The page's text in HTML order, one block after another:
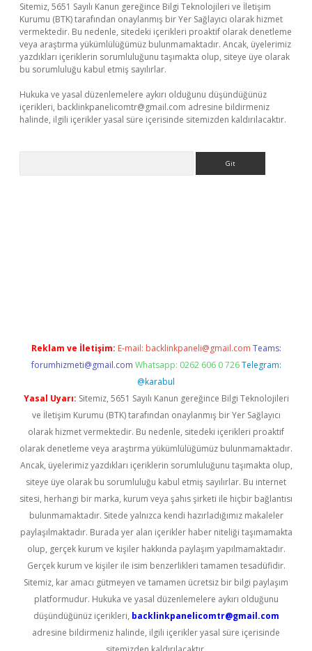
Sitemiz, 5651 Sayılı Kanun gereğince Bilgi Teknolojileri ve İletişim
Kurumu (BTK) tarafından onaylanmış bir Yer Sağlayıcı olarak hizmet
vermektedir. Bu nedenle, sitedeki içerikleri proaktif olarak denetleme
veya araştırma yükümlülüğümüz bulunmamaktadır. Ancak, üyelerimiz
yazdıkları içeriklerin sorumluluğunu taşımakta olup, siteye üye olarak
bu sorumluluğu kabul etmiş sayılırlar.
Hukuka ve yasal düzenlemelere aykırı olduğunu düşündüğünüz
içerikleri, backlinkpanelicomtr@gmail.com adresine bildirmeniz
halinde, ilgili içerikler yasal süre içerisinde sitemizden kaldırılacaktır.
Reklam ve İletişim: E-mail: backlinkpaneli@gmail.com Teams:
forumhizmeti@gmail.com Whatsapp: 0262 606 0 726 Telegram:
@karabul
Yasal Uyarı: Sitemiz, 5651 Sayılı Kanun gereğince Bilgi Teknolojileri
ve İletişim Kurumu (BTK) tarafından onaylanmış bir Yer Sağlayıcı
olarak hizmet vermektedir. Bu nedenle, sitedeki içerikleri proaktif
olarak denetleme veya araştırma yükümlülüğümüz bulunmamaktadır.
Ancak, üyelerimiz yazdıkları içeriklerin sorumluluğunu taşımakta olup,
siteye üye olarak bu sorumluluğu kabul etmiş sayılırlar. Bu internet
sitesi, herhangi bir marka, kurum veya şahıs şirketi ile hiçbir bağlantısı
bulunmamaktadır. Sitede yalnızca kendi hazırladığımız makaleler
paylaşılmaktadır. Burada yer alan içerikler haber niteliği taşımamakta
olup, gerçek kurum ve kişiler hakkında paylaşım yapılmamaktadır.
Gerçek kurum ve kişiler ile isim benzerlikleri tamamen tesadüfidir.
Sitemiz, kar amacı gütmeyen ve tamamen ücretsiz bir bilgi paylaşım
platformudur. Hukuka ve yasal düzenlemelere aykırı olduğunu
düşündüğünüz içerikleri, backlinkpanelicomtr@gmail.com
adresine bildirmeniz halinde, ilgili içerikler yasal süre içerisinde